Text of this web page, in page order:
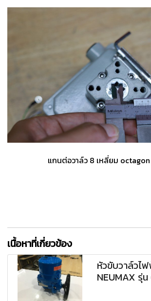
แกนต่อวาล์ว 8 เหลี่ยม octagon
เนื้อหาที่เกี่ยวข้อง
หัวขับวาล์วไ
NEUMAX รุ่